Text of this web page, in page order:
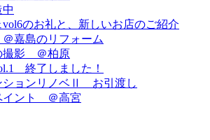
vol6のお礼と、新しいお店のご紹介
嘉島のリフォーム
撮影 ＠柏原
終了しました！
ションリノベⅡ お引渡し
イント ＠高宮